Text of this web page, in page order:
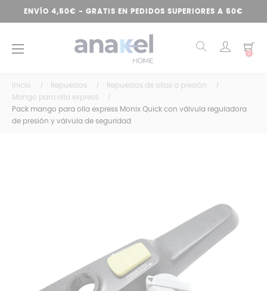
ENVÍO 4,50€ - GRATIS EN PEDIDOS SUPERIORES A 50€
Navegación
☰ 0
Inicio Repuestos
Repuestos de ollas a presión
Mango para olla express
Pack mango para olla express Monix Quick con válvula reguladora
de presión y válvula de seguridad